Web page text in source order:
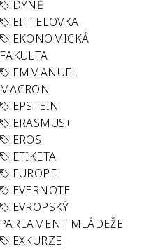
DÝNĚ
EIFFELOVKA
EKONOMICKÁ
FAKULTA
EMMANUEL
MACRON
EPSTEIN
ERASMUS+
EROS
ETIKETA
EUROPE
EVERNOTE
EVROPSKÝ
PARLAMENT MLÁDEŽE
EXKURZE